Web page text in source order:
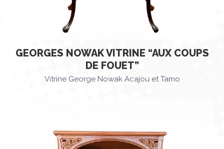
GEORGES NOWAK VITRINE “AUX COUPS
DE FOUET”
Vitrine George Nowak Acajou et Tamo